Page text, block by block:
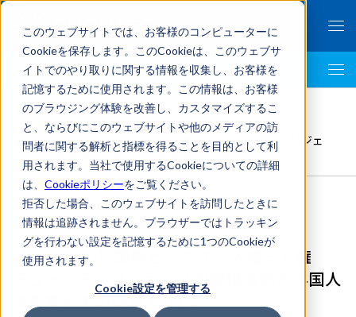
このウェブサイトでは、お客様のコンピューターに
Cookieを保存します。このCookieは、このウェブサ
イトでのやり取りに関する情報を収集し、お客様を
記憶するために使用されます。この情報は、お客様
のブラウジング体験を改善し、カスタマイズするこ
と、ならびにこのウェブサイトや他のメディアの訪
問者に関する解析と指標を得ることを目的として利
用されます。当社で使用するCookieについての詳細
は、 Cookieポリシーをご覧ください。
拒否した場合、このウェブサイトを訪問したときに
情報は追跡されません。ブラウザーではトラッキン
グを行わない設定を記憶するために1つのCookieが
使用されます。
Cookie設定を管理する
LegalTech AI Top
FRONTEO Legal Link Portal >
国際法務,東京国際法律事務所,デューデリジェンス
【Webinar】国際ビジネスと人権－人権デュー・ディリジェ
ンスの取組事例と外国人技能実習生の問題 Part 2
【Webinar】国際ビジネスと人権－人権
デュー・ディリジェンスの取組事例と外国人
技能実習生の問題 Part 2